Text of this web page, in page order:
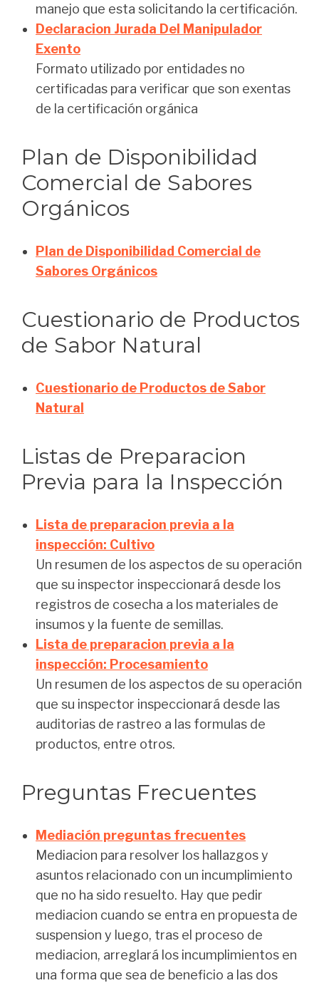
manejo que esta solicitando la certificación.
Declaracion Jurada Del Manipulador
Exento
Formato utilizado por entidades no
certificadas para verificar que son exentas
de la certificación orgánica
Plan de Disponibilidad
Comercial de Sabores
Orgánicos
Plan de Disponibilidad Comercial de
Sabores Orgánicos
Cuestionario de Productos
de Sabor Natural
Cuestionario de Productos de Sabor
Natural
Listas de Preparacion
Previa para la Inspección
Lista de preparacion previa a la
inspección: Cultivo
Un resumen de los aspectos de su operación
que su inspector inspeccionará desde los
registros de cosecha a los materiales de
insumos y la fuente de semillas.
Lista de preparacion previa a la
inspección: Procesamiento
Un resumen de los aspectos de su operación
que su inspector inspeccionará desde las
auditorias de rastreo a las formulas de
productos, entre otros.
Preguntas Frecuentes
Mediación preguntas frecuentes
Mediacion para resolver los hallazgos y
asuntos relacionado con un incumplimiento
que no ha sido resuelto. Hay que pedir
mediacion cuando se entra en propuesta de
suspension y luego, tras el proceso de
mediacion, arreglará los incumplimientos en
una forma que sea de beneficio a las dos